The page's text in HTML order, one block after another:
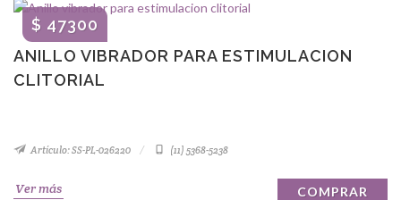
ANILLO VIBRADOR PARA ESTIMULACION
CLITORIAL
$ 47300
Artículo: SS-PL-026220 (11) 5368-5238
Ver más COMPRAR